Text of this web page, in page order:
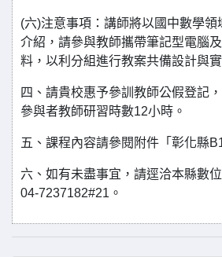
(六)注意事項：講師將以國中數學
介紹，請參與教師攜帶筆記型電腦
料，以利分組進行教案共備設計與實
四、請貴校惠予參訓教師公假登記
參與者教師研習時數12小時。
五、課程內容請參閱附件「彰化縣
六、如有未盡事宜，請逕洽本縣數
04-7237182#21。